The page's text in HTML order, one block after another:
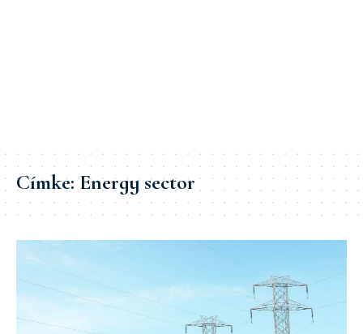
Címke:Energy sector